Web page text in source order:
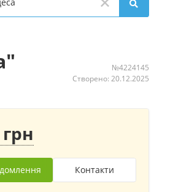
№4224145
Створено: 20.12.2025
Контакти